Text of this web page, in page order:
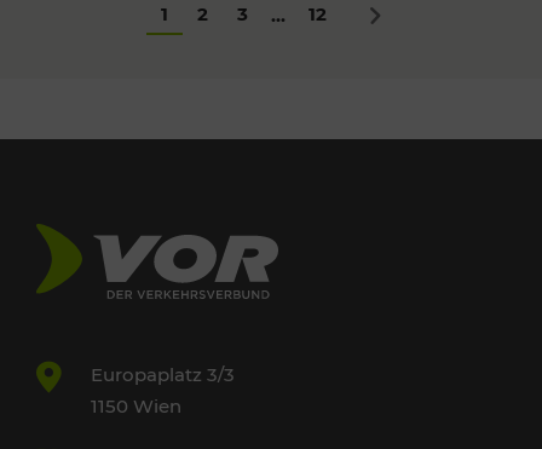
1 2 3 ... 12 Nächstes
Europaplatz 3/3
1150 Wien